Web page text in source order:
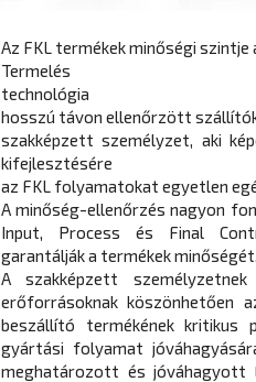
Az FKL termékek minőségi szintje
Termelés
technológia
hosszú távon ellenőrzött
szakképzett személyzet, aki
kifejlesztésére
az FKL folyamatokat egyetlen
A minőség-ellenőrzés nagyon
Input, Process és Final
garantálják a termékek minőségét.
A szakképzett
erőforrásoknak köszönhetően
beszállító termékének kritikus
gyártási folyamat
meghatározott és jóváhagyott